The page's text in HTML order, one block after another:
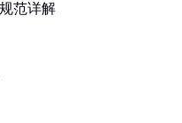
范详解